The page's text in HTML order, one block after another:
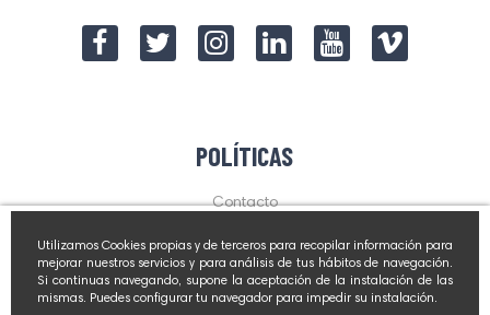
Utilizamos Cookies propias y de terceros para recopilar información para
mejorar nuestros servicios y para análisis de tus hábitos de navegación.
Si continuas navegando, supone la aceptación de la instalación de las
mismas. Puedes configurar tu navegador para impedir su instalación.
POLÍTICAS
Contacto
Política de privacidad